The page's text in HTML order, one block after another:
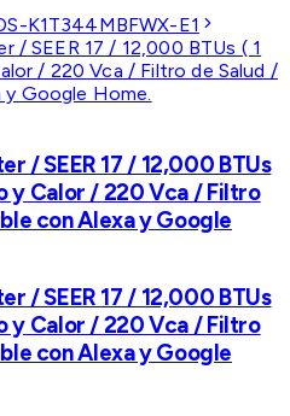
K1T344MBFWX-E1
/ SEER 17 / 12,000 BTUs
y Calor / 220 Vca / Filtro
con Alexa y Google
/ SEER 17 / 12,000 BTUs
y Calor / 220 Vca / Filtro
con Alexa y Google